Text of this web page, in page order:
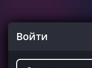
Войти